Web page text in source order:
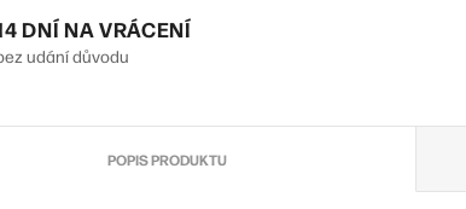
DNÍ NA VRÁCENÍ
udání důvodu
POPIS PRODUKTU